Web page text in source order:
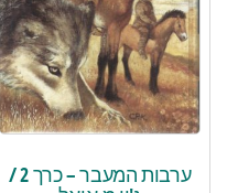
ערבות המעבר – כרך 2 /